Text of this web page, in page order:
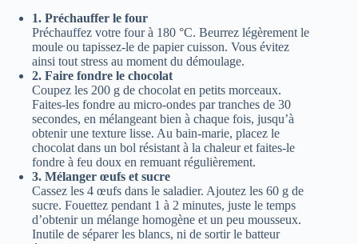
1. Préchauffer le four
Préchauffez votre four à 180 °C. Beurrez légèrement le
moule ou tapissez-le de papier cuisson. Vous évitez
ainsi tout stress au moment du démoulage.
2. Faire fondre le chocolat
Coupez les 200 g de chocolat en petits morceaux.
Faites-les fondre au micro-ondes par tranches de 30
secondes, en mélangeant bien à chaque fois, jusqu’à
obtenir une texture lisse. Au bain-marie, placez le
chocolat dans un bol résistant à la chaleur et faites-le
fondre à feu doux en remuant régulièrement.
3. Mélanger œufs et sucre
Cassez les 4 œufs dans le saladier. Ajoutez les 60 g de
sucre. Fouettez pendant 1 à 2 minutes, juste le temps
d’obtenir un mélange homogène et un peu mousseux.
Inutile de séparer les blancs, ni de sortir le batteur